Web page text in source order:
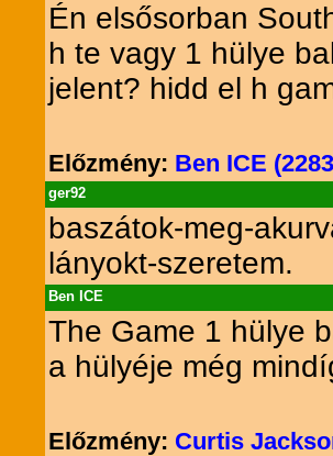
Én elsősorban
h te vagy 1 hülye
jelent? hidd el h
Előzmény: Ben ICE
ger92
baszátok-meg-
lányokt-szeretem.
Ben ICE
The Game 1 hülye
a hülyéje még
Előzmény: Curtis